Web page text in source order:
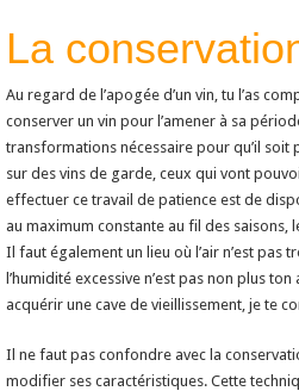
La
Au regard de l’apogée d’un vin, tu l’as
conserver un vin pour l’amener à sa
transformations nécessaire pour qu’il soit
sur des vins de garde, ceux qui vont
effectuer ce travail de patience est de
au maximum constante au fil des saisons,
Il faut également un lieu où l’air n’est pas
l’humidité excessive n’est pas non plus
acquérir une cave de vieillissement, je te
Il ne faut pas confondre avec la
modifier ses caractéristiques. Cette